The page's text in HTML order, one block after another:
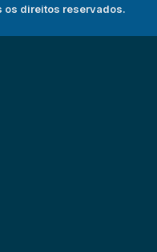
os direitos reservados.